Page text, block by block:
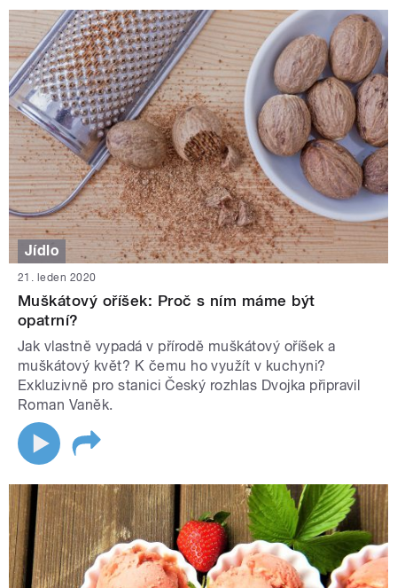
Jídlo
21. leden 2020
Muškátový oříšek: Proč s ním máme být
opatrní?
Jak vlastně vypadá v přírodě muškátový oříšek a
muškátový květ? K čemu ho využít v kuchyni?
Exkluzivně pro stanici Český rozhlas Dvojka připravil
Roman Vaněk.